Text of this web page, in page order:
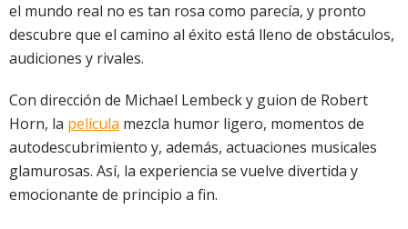
el mundo real no es tan rosa como parecía, y pronto
descubre que el camino al éxito está lleno de obstáculos,
audiciones y rivales.
Con dirección de Michael Lembeck y guion de Robert
Horn, la película mezcla humor ligero, momentos de
autodescubrimiento y, además, actuaciones musicales
glamurosas. Así, la experiencia se vuelve divertida y
emocionante de principio a fin.